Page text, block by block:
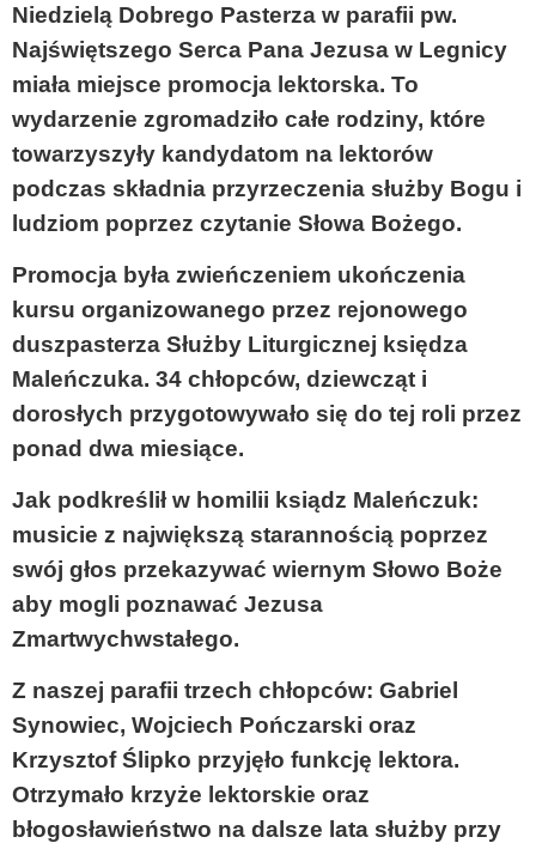
Niedzielą Dobrego Pasterza w parafii pw.
Najświętszego Serca Pana Jezusa w Legnicy
miała miejsce promocja lektorska. To
wydarzenie zgromadziło całe rodziny, które
towarzyszyły kandydatom na lektorów
podczas składnia przyrzeczenia służby Bogu i
ludziom poprzez czytanie Słowa Bożego.
Promocja była zwieńczeniem ukończenia
kursu organizowanego przez rejonowego
duszpasterza Służby Liturgicznej księdza
Maleńczuka. 34 chłopców, dziewcząt i
dorosłych przygotowywało się do tej roli przez
ponad dwa miesiące.
Jak podkreślił w homilii ksiądz Maleńczuk:
musicie z największą starannością poprzez
swój głos przekazywać wiernym Słowo Boże
aby mogli poznawać Jezusa
Zmartwychwstałego.
Z naszej parafii trzech chłopców: Gabriel
Synowiec, Wojciech Pończarski oraz
Krzysztof Ślipko przyjęło funkcję lektora.
Otrzymało krzyże lektorskie oraz
błogosławieństwo na dalsze lata służby przy